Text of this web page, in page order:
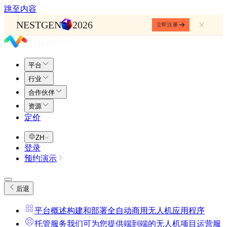
跳至内容
NESTGEN 2026 立即注册
平台
行业
合作伙伴
资源
定价
ZH
登录
预约演示
后退
平台概述构建和部署全自动商用无人机应用程序
托管服务我们可为您提供端到端的无人机项目运营服